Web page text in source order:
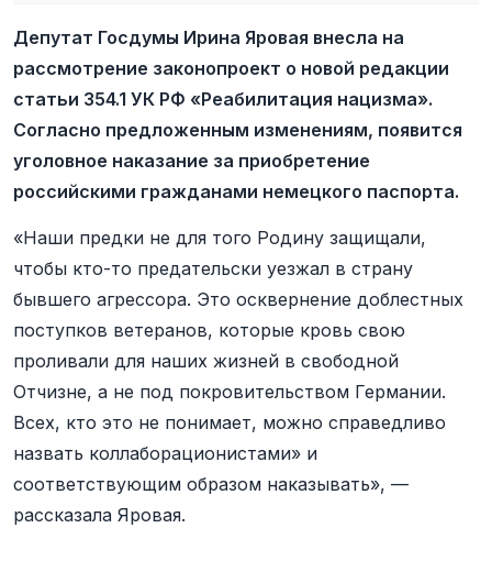
Депутат Госдумы Ирина Яровая внесла на
рассмотрение законопроект о новой редакции
статьи 354.1 УК РФ «Реабилитация нацизма».
Согласно предложенным изменениям, появится
уголовное наказание за приобретение
российскими гражданами немецкого паспорта.
«Наши предки не для того Родину защищали,
чтобы кто-то предательски уезжал в страну
бывшего агрессора. Это осквернение доблестных
поступков ветеранов, которые кровь свою
проливали для наших жизней в свободной
Отчизне, а не под покровительством Германии.
Всех, кто это не понимает, можно справедливо
назвать коллаборационистами» и
соответствующим образом наказывать», —
рассказала Яровая.